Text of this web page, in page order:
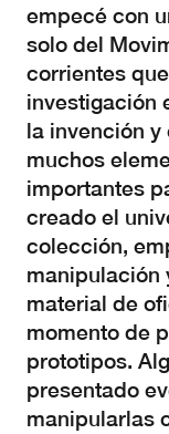
empecé con
solo del
corrientes
investigación
la invención
muchos
importantes
creado el
colección,
manipulación
material de
momento de
prototipos.
presentado
manipularlas